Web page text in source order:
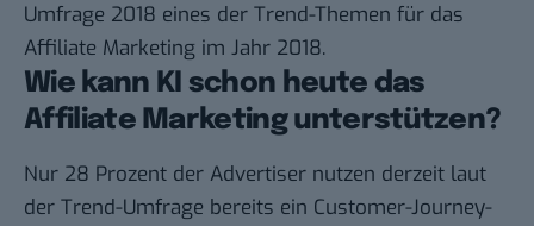
Umfrage 2018 eines der Trend-Themen für das
Affiliate Marketing im Jahr 2018.
Wie kann KI schon heute das
Affiliate Marketing unterstützen?
Nur 28 Prozent der Advertiser nutzen derzeit laut
der Trend-Umfrage bereits ein Customer-Journey-